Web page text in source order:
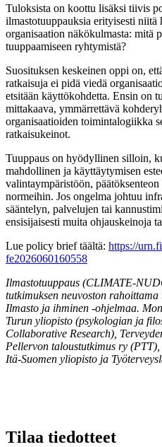
Tuloksista on koottu lisäksi tiivis
ilmastotuuppauksia erityisesti niitä
organisaation näkökulmasta: mitä
tuuppaamiseen ryhtymistä?
Suosituksen keskeinen oppi on,
ratkaisuja ei pidä viedä
etsitään käyttökohdetta. Ensin on
mittakaava, ymmärrettävä
organisaatioiden toimintalogiikka
ratkaisukeinot.
Tuuppaus on hyödyllinen silloin,
mahdollinen ja käyttäytymisen
valintaympäristöön,
normeihin. Jos ongelma johtuu
sääntelyn, palvelujen tai
ensisijaisesti muita ohjauskeinoja
Lue policy brief täältä: https://
fe2026060160558
Ilmastotuuppaus (CLIMATE-
tutkimuksen neuvoston
Ilmasto ja ihminen -ohjelmaa.
Turun yliopisto (psykologian ja
Collaborative Research),
Pellervon taloustutkimus ry (PTT),
Itä-Suomen yliopisto ja
Tilaa tiedotteet